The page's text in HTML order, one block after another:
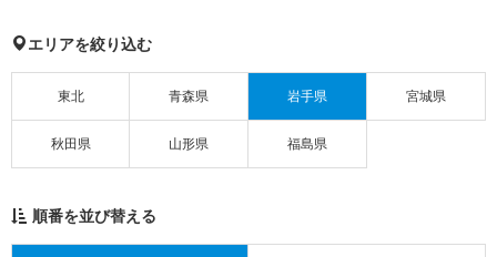
エリアを絞り込む
東北 青森県 岩手県 宮城県
秋田県 山形県 福島県
順番を並び替える